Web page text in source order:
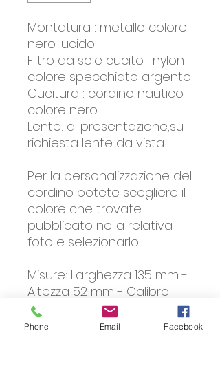
Montatura : metallo colore
nero lucido
Filtro da sole cucito : nylon
colore specchiato argento
Cucitura : cordino nautico
colore nero
Lente: di presentazione,su
richiesta lente da vista
Per la personalizzazione del
cordino potete scegliere il
colore che trovate
pubblicato nella relativa
foto e selezionarlo
Misure: Larghezza 135 mm -
Altezza 52 mm - Calibro
40 mm - Ponte 27 mm-
Lunghezza asta 135 mm.
Phone Email Facebook